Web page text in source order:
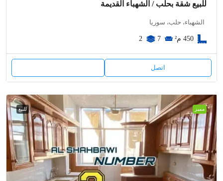
للبيع شقة بحلب / الشهباء القديمة
الشهباء، حلب، سوريا
450 م² 7
2
اتصل
مميز للبيع